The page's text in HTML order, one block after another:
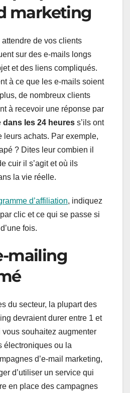
marketing
de vos clients
sur des e-mails longs
et des liens compliqués.
à ce que les e-mails soient
de nombreux clients
à recevoir une réponse par
dans les 24 heures s’ils ont
leurs achats. Par exemple,
? Dites leur combien il
cuir il s’agit et où ils
la vie réelle.
d’affiliation, indiquez
clic et ce qui se passe si
fois.
mailing
du secteur, la plupart des
devraient durer entre 1 et
souhaitez augmenter
électroniques ou la
d’e-mail marketing,
d’utiliser un service qui
en place des campagnes